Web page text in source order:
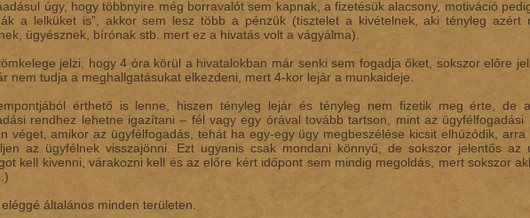
úgy, hogy többnyire még borravalót sem kapnak, a fizetésük alacsony, motiváció
a lelküket is”, akkor sem lesz több a pénzük (tisztelet a kivételnek, aki tényleg azért
ügyésznek, bírónak stb. mert ez a hivatás volt a vágyálma).
jelzi, hogy 4 óra körül a hivatalokban már senki sem fogadja őket, sokszor előre
nem tudja a meghallgatásukat elkezdeni, mert 4-kor lejár a munkaideje.
érthető is lenne, hiszen tényleg lejár és tényleg nem fizetik meg érte, de
rendhez lehetne igazítani – fél vagy egy órával tovább tartson, mint az
véget, amikor az ügyfélfogadás, tehát ha egy-egy ügy megbeszélése kicsit elhúzódik, arra
az ügyfélnek visszajönni. Ezt ugyanis csak mondani könnyű, de sokszor jelentős az
kell kivenni, várakozni kell és az előre kért időpont sem mindig megoldás, mert sokszor
általános minden területen.